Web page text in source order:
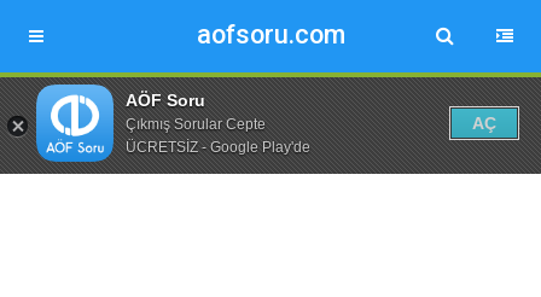
aofsoru.com
AÖF Soru
Çıkmış Sorular Cepte
ÜCRETSİZ - Google Play'de
AÇ